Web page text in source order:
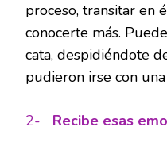
proceso, transitar en
conocerte más.
cata, despidiéndote
pudieron irse con
2- Recibe esas